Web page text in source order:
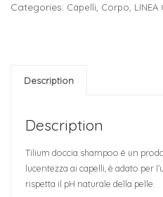
Categories: Capelli, Corpo, LINEA
Description
Description
Tilium doccia shampoo è un
lucentezza ai capelli, è adato per
rispetta il pH naturale della pelle.